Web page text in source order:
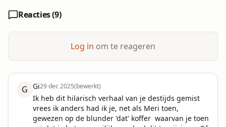
Reacties (9)
Log in om te reageren
G Gi29 dec 2025(bewerkt)
Ik heb dit hilarisch verhaal van je destijds gemist
vrees ik anders had ik je, net als Meri toen,
gewezen op de blunder 'dat' koffer  waarvan je toen